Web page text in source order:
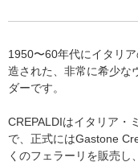
1950〜60年代にイタリ
造された、非常に希少な
ダーです。
CREPALDIはイタリア・
で、正式にはGastone
くのフェラーリを販売し